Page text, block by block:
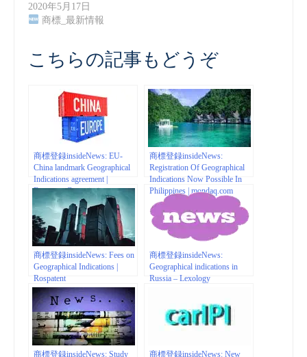
2020年5月17日
商標_最新情報
こちらの記事もどうぞ
商標登録insideNews: EU-
China landmark Geographical
Indications agreement |
European Commission
商標登録insideNews:
Registration Of Geographical
Indications Now Possible In
Philippines | mondaq.com
商標登録insideNews: Fees on
Geographical Indications |
Rospatent
商標登録insideNews:
Geographical indications in
Russia – Lexology
商標登録insideNews: Study
商標登録insideNews: New